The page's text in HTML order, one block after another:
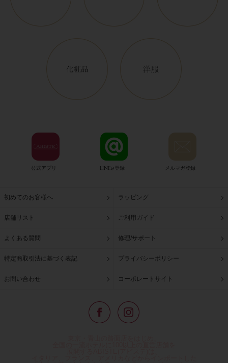
公式アプリ LINE@登録 メルマガ登録
初めてのお客様へ ラッピング
店舗リスト ご利用ガイド
よくある質問 修理/サポート
特定商取引法に基づく表記 プライバシーポリシー
お問い合わせ コーポレートサイト